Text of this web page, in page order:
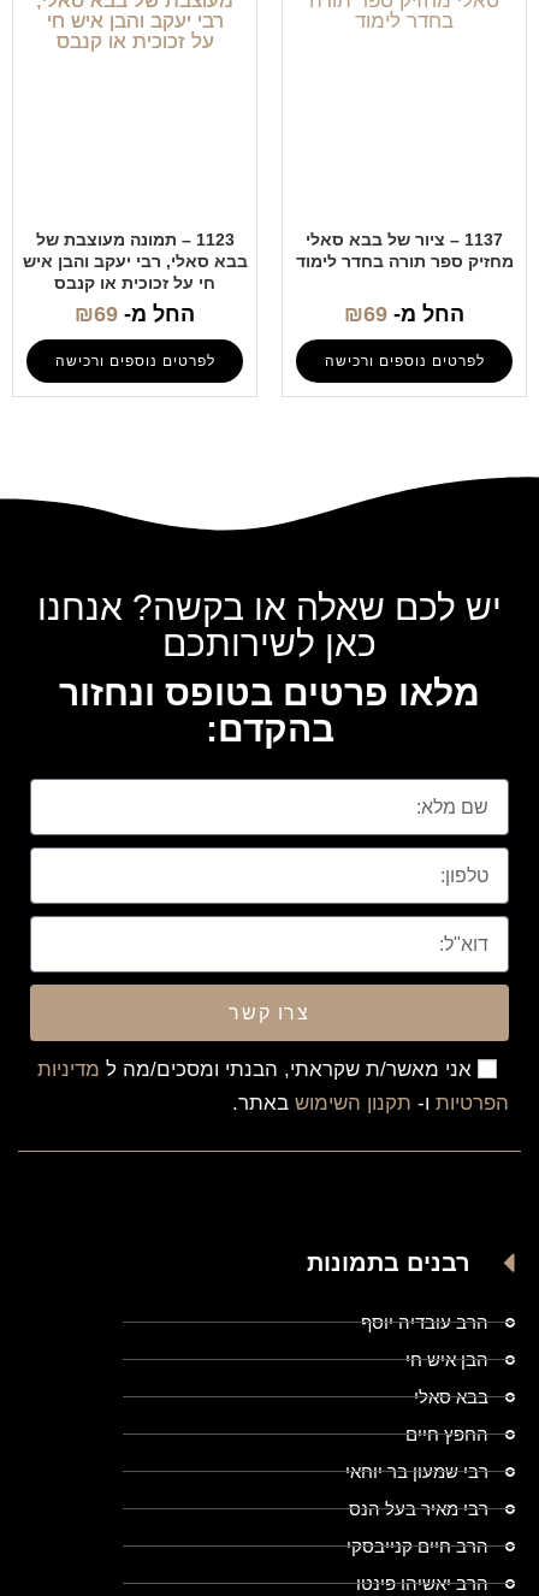
1137 – ציור של בבא סאלי
מחזיק ספר תורה בחדר לימוד
החל מ- ₪69
לפרטים נוספים ורכישה
1123 – תמונה מעוצבת של
בבא סאלי, רבי יעקב והבן איש
חי על זכוכית או קנבס
החל מ- ₪69
לפרטים נוספים ורכישה
יש לכם שאלה או בקשה? אנחנו
כאן לשירותכם
מלאו פרטים בטופס ונחזור
בהקדם:
אני מאשר/ת שקראתי, הבנתי ומסכים/מה ל מדיניות
הפרטיות ו- תקנון השימוש באתר.
צרו קשר
רבנים בתמונות
הרב עובדיה יוסף
הבן איש חי
בבא סאלי
החפץ חיים
רבי שמעון בר יוחאי
רבי מאיר בעל הנס
הרב חיים קנייבסקי
הרב יאשיהו פינטו